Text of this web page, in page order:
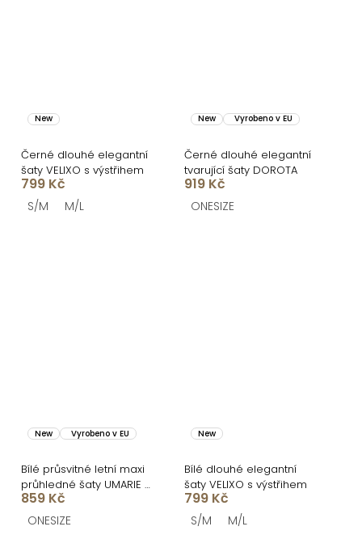
New
Černé dlouhé elegantní
šaty VELIXO s výstřihem
799 Kč
S/M M/L
New Vyrobeno v EU
Černé dlouhé elegantní
tvarující šaty DOROTA
919 Kč
ONESIZE
New Vyrobeno v EU
Bílé průsvitné letní maxi
průhledné šaty UMARIE s
dlouhým rukávem
859 Kč
ONESIZE
New
Bílé dlouhé elegantní
šaty VELIXO s výstřihem
799 Kč
S/M M/L